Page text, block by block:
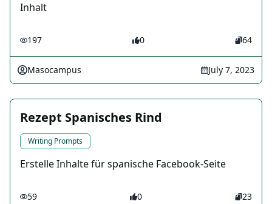
Inhalt
197 0 64
Masocampus July 7, 2023
Rezept Spanisches Rind
Writing Prompts
Erstelle Inhalte für spanische Facebook-Seite
59 0 23